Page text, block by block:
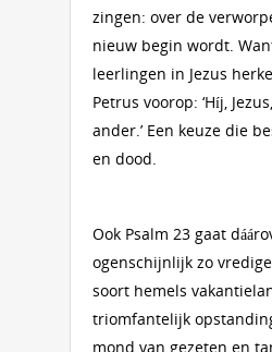
zingen: over de
nieuw begin wordt.
leerlingen in Jezus
Petrus voorop: ‘Híj,
ander.’ Een keuze die
en dood.
Ook Psalm 23 gaat
ogenschijnlijk zo
soort hemels
triomfantelijk
mond van gezeten en